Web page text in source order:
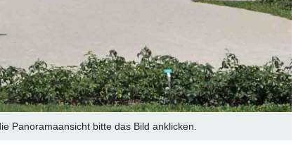
Panoramaansicht bitte das Bild anklicken.